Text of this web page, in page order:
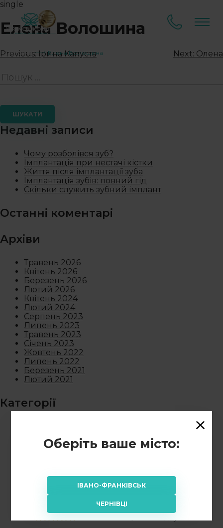
Головна Елена Волошина
single
Елена Волошина
Previous: Ірина Капуста Next: Олена
Недавні записи
Чому розболівся зуб?
Імплантація при нестачі кістки
Життя після імплантації зуба
Імплантація зубів: повний гід
Скільки служить зубний імплант
Останні коментарі
Архіви
Травень 2026
Квітень 2026
Березень 2026
Лютий 2026
Квітень 2024
Лютий 2024
Серпень 2023
Липень 2023
Травень 2023
Січень 2023
Жовтень 2022
Липень 2022
Березень 2021
Лютий 2021
Категорії
Оберіть ваше місто:
ІВАНО-ФРАНКІВСЬК
ЧЕРНІВЦІ